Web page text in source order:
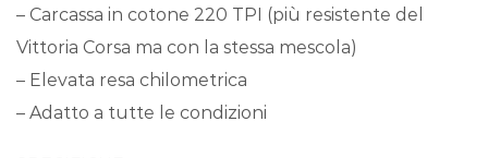
– Carcassa in cotone 220 TPI (più resistente del
Vittoria Corsa ma con la stessa mescola)
– Elevata resa chilometrica
– Adatto a tutte le condizioni